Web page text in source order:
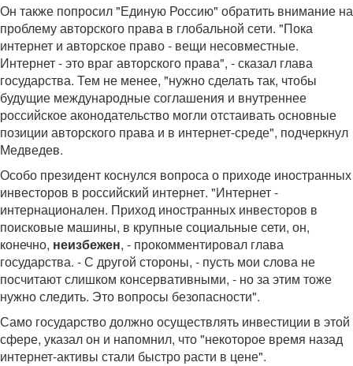
Он также попросил "Единую Россию" обратить внимание на
проблему авторского права в глобальной сети. "Пока
интернет и авторское право - вещи несовместные.
Интернет - это враг авторского права", - сказал глава
государства. Тем не менее, "нужно сделать так, чтобы
будущие международные соглашения и внутреннее
российское аконодательство могли отстаивать основные
позиции авторского права и в интернет-среде", подчеркнул
Медведев.
Особо президент коснулся вопроса о приходе иностранных
инвесторов в российский интернет. "Интернет -
интернационален. Приход иностранных инвесторов в
поисковые машины, в крупные социальные сети, он,
конечно, неизбежен, - прокомментировал глава
государства. - С другой стороны, - пусть мои слова не
посчитают слишком консервативными, - но за этим тоже
нужно следить. Это вопросы безопасности".
Само государство должно осуществлять инвестиции в этой
сфере, указал он и напомнил, что "некоторое время назад
интернет-активы стали быстро расти в цене".